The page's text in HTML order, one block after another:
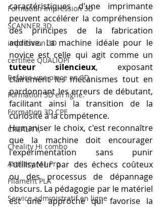
Formation impression 3D
SCANNER 3D
impression 3D
certifiée QUALIOPI
Refaire une piece en 3D
Formation 3D en ligne.
Formation 3D CPF
CREALITY,
Creality Hi combo
Artillery M1 Pro
Filament PLA
Service administratif en ligne
caractéristiques d'une imprimante
peuvent accélérer la compréhension
des principes de la fabrication
additive. La machine idéale pour le
tuteur silencieux, exposant
clairement les mécanismes tout en
pardonnant les erreurs de débutant,
facilitant ainsi la transition de la
curiosité à la compétence.
Humaniser le choix, c'est reconnaître
que la machine doit encourager
l'expérimentation sans punir
l'utilisateur par des échecs coûteux
ou des processus de dépannage
obscurs. La pédagogie par le matériel
est une approche qui favorise la